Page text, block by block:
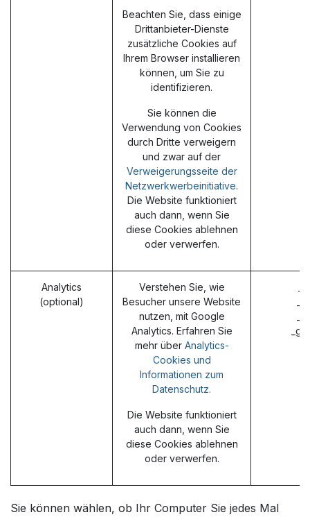
Beachten Sie, dass einige
Drittanbieter-Dienste
zusätzliche Cookies auf
Ihrem Browser installieren
können, um Sie zu
identifizieren.
Sie können die
Verwendung von Cookies
durch Dritte verweigern
und zwar auf der
Verweigerungsseite der
Netzwerkwerbeinitiative.
Die Website funktioniert
auch dann, wenn Sie
diese Cookies ablehnen
oder verwerfen.
Analytics
(optional)
Verstehen Sie, wie
Besucher unsere Website
nutzen, mit Google
Analytics. Erfahren Sie
mehr über Analytics-
Cookies und
Informationen zum
Datenschutz.
Die Website funktioniert
auch dann, wenn Sie
diese Cookies ablehnen
oder verwerfen.
Sie können wählen, ob Ihr Computer Sie jedes Mal